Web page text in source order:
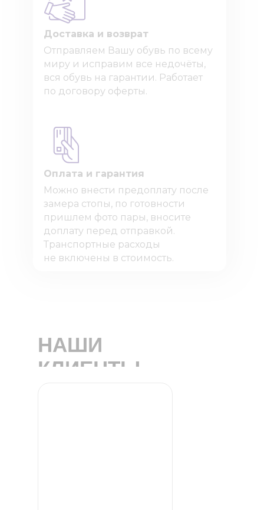
Доставка и возврат
Отправляем Вашу обувь по всему
миру и исправим все недочёты,
вся обувь на гарантии. Работает
по договору оферты.
Оплата и гарантия
Можно внести предоплату после
замера стопы, по готовности
пришлем фото пары, вносите
доплату перед отправкой.
Транспортные расходы
не включены в стоимость.
НАШИ
КЛИЕНТЫ